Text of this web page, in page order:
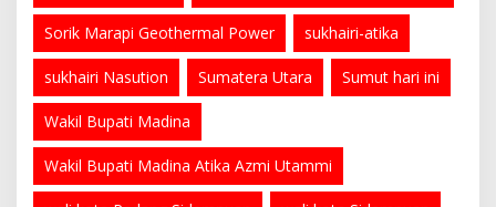
Sorik Marapi Geothermal Power sukhairi-atika
sukhairi Nasution Sumatera Utara Sumut hari ini
Wakil Bupati Madina
Wakil Bupati Madina Atika Azmi Utammi